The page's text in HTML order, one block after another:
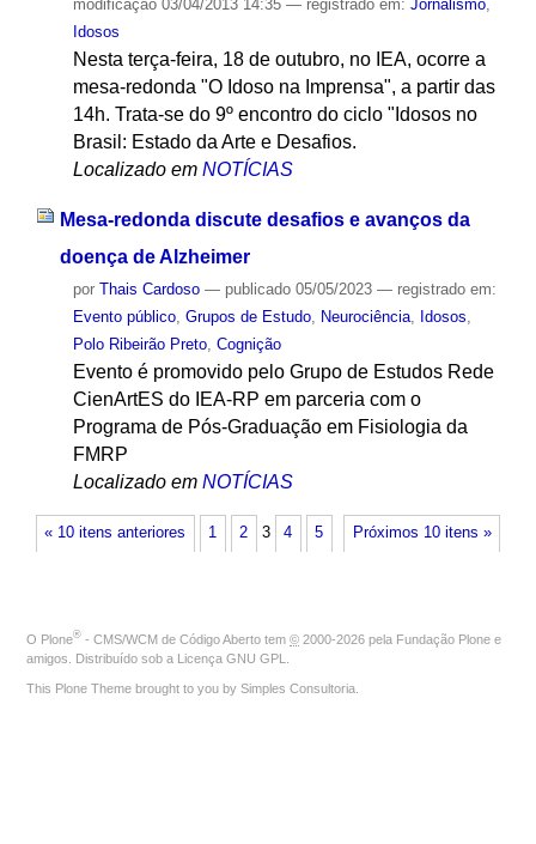
modificação03/04/2013 14:35 — registrado em: Jornalismo,
Idosos
Nesta terça-feira, 18 de outubro, no IEA, ocorre a
mesa-redonda "O Idoso na Imprensa", a partir das
14h. Trata-se do 9º encontro do ciclo "Idosos no
Brasil: Estado da Arte e Desafios.
Localizado em NOTÍCIAS
Mesa-redonda discute desafios e avanços da
doença de Alzheimer
por Thais Cardoso — publicado05/05/2023 — registrado em:
Evento público, Grupos de Estudo, Neurociência, Idosos,
Polo Ribeirão Preto, Cognição
Evento é promovido pelo Grupo de Estudos Rede
CienArtES do IEA-RP em parceria com o
Programa de Pós-Graduação em Fisiologia da
FMRP
Localizado em NOTÍCIAS
« 10 itens anteriores Próximos 10 itens »
1 2 3 4 5
O Plone® - CMS/WCM de Código Aberto tem © 2000-2026 pela Fundação Plone e
amigos. Distribuído sob a Licença GNU GPL
This Plone Theme brought to you by Simples Consultoria